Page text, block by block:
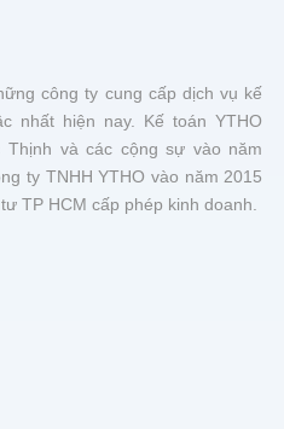
công ty cung cấp dịch vụ kế
nhất hiện nay. Kế toán YTHO
và các cộng sự vào năm
ty TNHH YTHO vào năm 2015
TP HCM cấp phép kinh doanh.